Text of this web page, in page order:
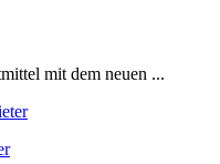
mit dem neuen ...